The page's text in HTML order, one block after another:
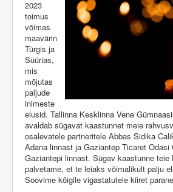
2023
toimus
võimas
maavärin
Türgis ja
Süürias,
mis
mõjutas
paljude
inimeste
elusid. Tallinna Kesklinna Vene
avaldab sügavat kaastunnet meie
osalevatele partneritele Abbas Sidika
Adana linnast ja Gaziantep Ticaret
Gaziantepi linnast. Sügav kaastunne teie
palvetame, et te leiaks võimalikult palju
Soovime kõigile vigastatutele kiiret